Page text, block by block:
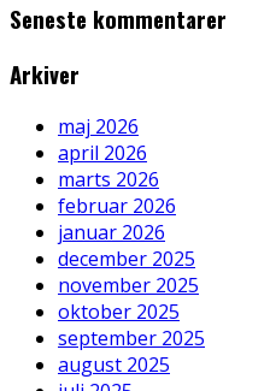
Seneste kommentarer
Arkiver
maj 2026
april 2026
marts 2026
februar 2026
januar 2026
december 2025
november 2025
oktober 2025
september 2025
august 2025